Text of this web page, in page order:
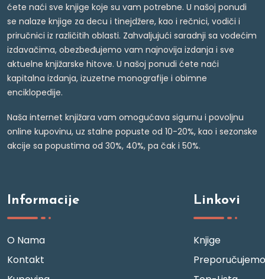
ćete naći sve knjige koje su vam potrebne. U našoj ponudi
se nalaze knjige za decu i tinejdžere, kao i rečnici, vodiči i
priručnici iz različitih oblasti. Zahvaljujući saradnji sa vodećim
izdavačima, obezbeđujemo vam najnovija izdanja i sve
aktuelne knjižarske hitove. U našoj ponudi ćete naći
kapitalna izdanja, izuzetne monografije i obimne
enciklopedije.
Naša internet knjižara vam omogućava sigurnu i povoljnu
online kupovinu, uz stalne popuste od 10-20%, kao i sezonske
akcije sa popustima od 30%, 40%, pa čak i 50%.
Informacije
O Nama
Kontakt
Linkovi
Knjige
Preporučujemo